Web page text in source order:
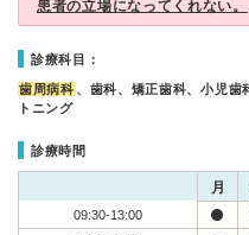
患者の立場になってくれない。
診療科目：
歯周病科 、歯科、矯正歯科、小児歯
トニング
診療時間
月
09:30-13:00